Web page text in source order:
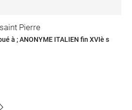
Pierre
MORO Battista del, attribué à ; ANONYME ITALIEN fin XVIè s